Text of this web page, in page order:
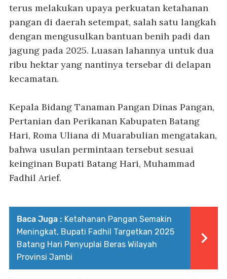
terus melakukan upaya perkuatan ketahanan
pangan di daerah setempat, salah satu langkah
dengan mengusulkan bantuan benih padi dan
jagung pada 2025. Luasan lahannya untuk dua
ribu hektar yang nantinya tersebar di delapan
kecamatan.
Kepala Bidang Tanaman Pangan Dinas Pangan,
Pertanian dan Perikanan Kabupaten Batang
Hari, Roma Uliana di Muarabulian mengatakan,
bahwa usulan permintaan tersebut sesuai
keinginan Bupati Batang Hari, Muhammad
Fadhil Arief.
Baca Juga : Ketahanan Pangan Semakin
Meningkat, Bupati Fadhil Targetkan 2025
Batang Hari Penyuplai Beras Wilayah
Provinsi Jambi